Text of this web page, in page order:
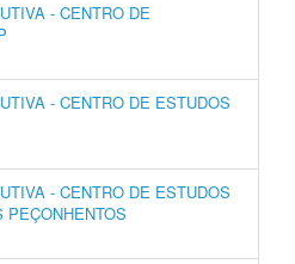
- CENTRO DE
- CENTRO DE ESTUDOS
- CENTRO DE ESTUDOS